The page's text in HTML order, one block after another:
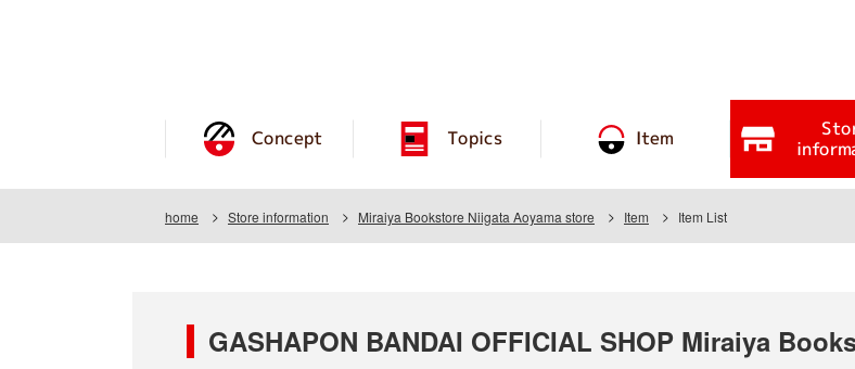
Concept Topics Item
home Store information Miraiya Bookstore Niigata Aoyama store Item Item List
GASHAPON BANDAI OFFICIAL SHOP Miraiya